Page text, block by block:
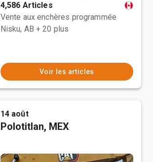
4,586 Articles
Vente aux enchères programmée
Nisku, AB + 20 plus
Voir les articles
14 août
Polotitlan, MEX